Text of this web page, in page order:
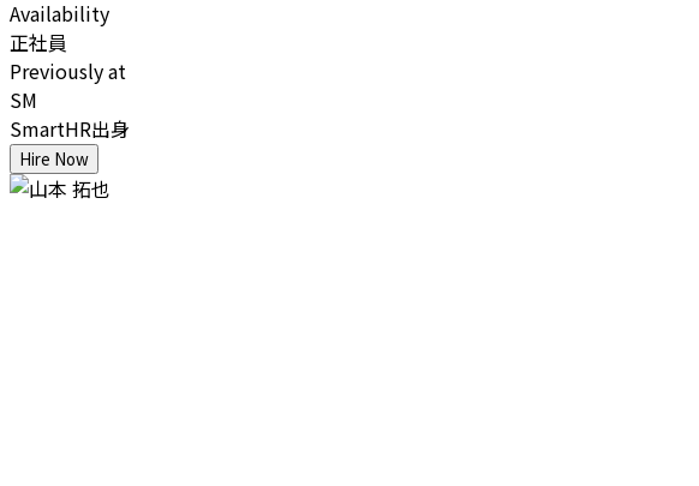
Availability
正社員
Previously at
SM
SmartHR出身
Hire Now